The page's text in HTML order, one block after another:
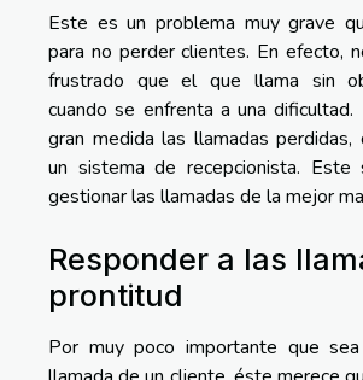
Este es un problema muy grave
para no perder clientes. En efecto,
frustrado que el que llama sin
cuando se enfrenta a una dificultad.
gran medida las llamadas
un sistema de recepcionista. Este
gestionar las llamadas de la mejor
Responder a las
prontitud
Por muy poco importante que